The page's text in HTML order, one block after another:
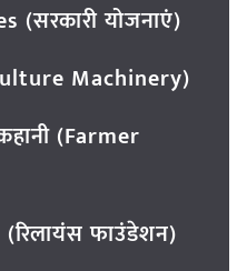
(सरकारी योजनाएं)
Machinery)
(Farmer
फाउंडेशन)